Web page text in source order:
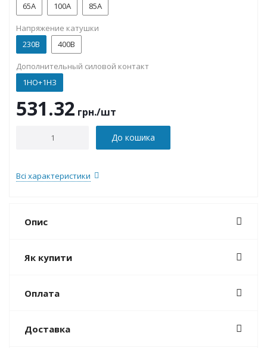
65A 100А 85A
Напряжение катушки
230В
400В
Дополнительный силовой контакт
1НО+1НЗ
531.32 грн./шт
До кошика
Всі характеристики
Опис
Як купити
Оплата
Доставка